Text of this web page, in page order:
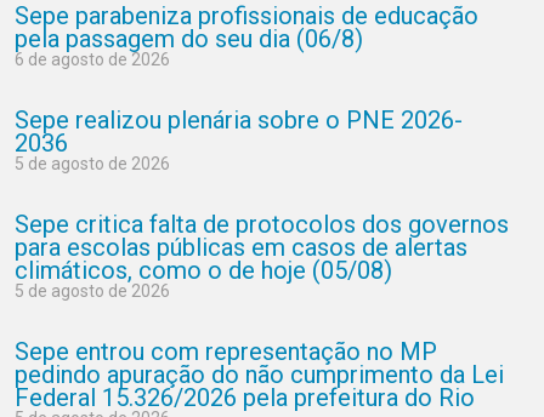
Sepe parabeniza profissionais de educação
pela passagem do seu dia (06/8)
6 de agosto de 2026
Sepe realizou plenária sobre o PNE 2026-
2036
5 de agosto de 2026
Sepe critica falta de protocolos dos governos
para escolas públicas em casos de alertas
climáticos, como o de hoje (05/08)
5 de agosto de 2026
Sepe entrou com representação no MP
pedindo apuração do não cumprimento da Lei
Federal 15.326/2026 pela prefeitura do Rio